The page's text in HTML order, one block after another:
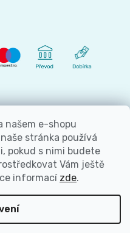
našem e-shopu
stránka používá
pokud s nimi budete
Vám ještě
informací zde.